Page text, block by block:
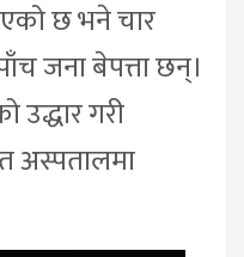
छ भने चार
जना बेपत्ता छन्।
उद्धार गरी
अस्पतालमा